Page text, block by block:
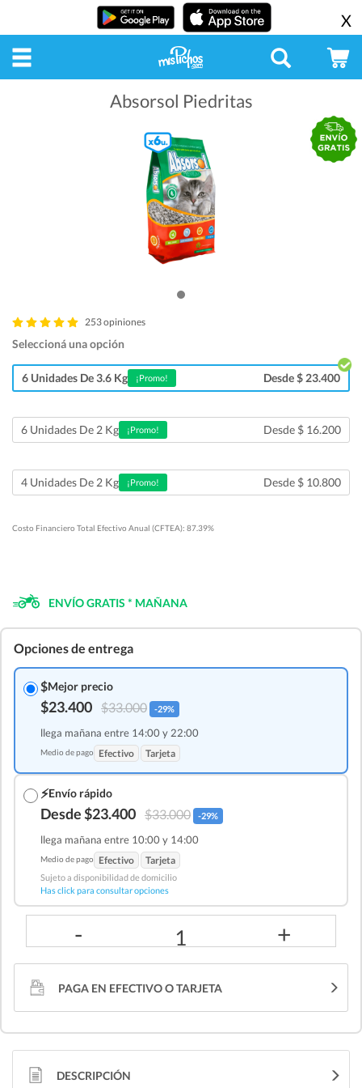
X
Absorsol Piedritas
253 opiniones
Seleccioná una opción
6 Unidades De 3.6 Kg ¡Promo! Desde $ 23.400
6 Unidades De 2 Kg ¡Promo! Desde $ 16.200
4 Unidades De 2 Kg ¡Promo! Desde $ 10.800
Costo Financiero Total Efectivo Anual (CFTEA): 87.39%
ENVÍO GRATIS * MAÑANA
Opciones de entrega
$Mejor precio
$23.400 $33.000 -29%
llega mañana entre 14:00 y 22:00
Medio de pago Efectivo Tarjeta
⚡Envío rápido
Desde $23.400 $33.000 -29%
llega mañana entre 10:00 y 14:00
Medio de pago Efectivo Tarjeta
Sujeto a disponibilidad de domicilio
Has click para consultar opciones
- 1 +
PAGA EN EFECTIVO O TARJETA
DESCRIPCIÓN